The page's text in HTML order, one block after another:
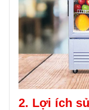
2. Lợi ích